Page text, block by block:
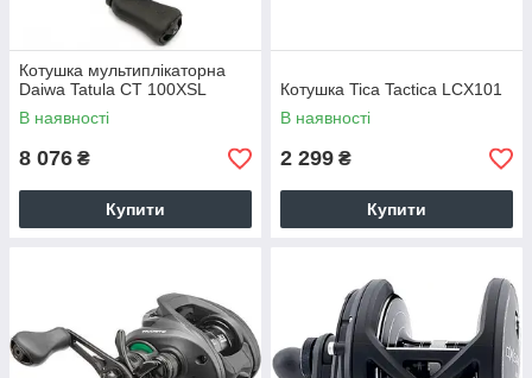
Котушка мультиплікаторна
Daiwa Tatula CT 100XSL
В наявності
8 076 ₴
Купити
Котушка Tica Tactica LCX101
В наявності
2 299 ₴
Купити